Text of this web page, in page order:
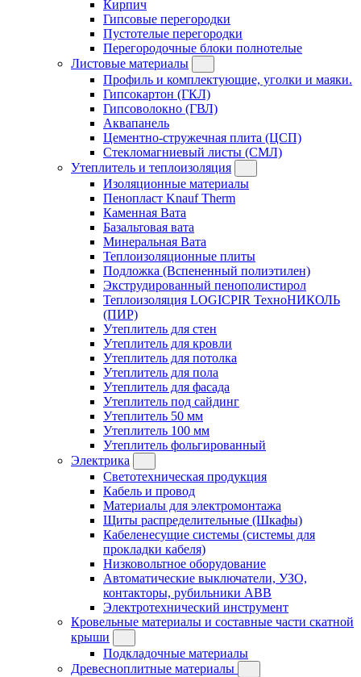
Кирпич
Гипсовые перегородки
Пустотелые перегородки
Перегородочные блоки полнотелые
Листовые материалы
Профиль и комплектующие, уголки и маяки.
Гипсокартон (ГКЛ)
Гипсоволокно (ГВЛ)
Аквапанель
Цементно-стружечная плита (ЦСП)
Стекломагниевый листы (СМЛ)
Утеплитель и теплоизоляция
Изоляционные материалы
Пенопласт Knauf Therm
Каменная Вата
Базальтовая вата
Минеральная Вата
Теплоизоляционные плиты
Подложка (Вспененный полиэтилен)
Экструдированный пенополистирол
Теплоизоляция LOGICPIR ТехноНИКОЛЬ
(ПИР)
Утеплитель для стен
Утеплитель для кровли
Утеплитель для потолка
Утеплитель для пола
Утеплитель для фасада
Утеплитель под сайдинг
Утеплитель 50 мм
Утеплитель 100 мм
Утеплитель фольгированный
Электрика
Светотехническая продукция
Кабель и провод
Материалы для электромонтажа
Щиты распределительные (Шкафы)
Кабеленесущие системы (системы для
прокладки кабеля)
Низковольтное оборудование
Автоматические выключатели, УЗО,
контакторы, рубильники ABB
Электротехнический инструмент
Кровельные материалы и составные части скатной
крыши
Подкладочные материалы
Древесноплитные материалы